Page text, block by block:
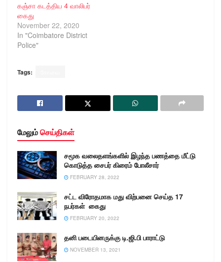
நிறுத்தி சோதனை
செய்தார். அவர்களிடம் 2
கிலோ கஞ்சா இருந்தது
கண்டுபிடிக்கப்பட்டது.
இதை கடத்தி வந்த
( வயது 22) காந்திபுரம்
ஞானசேகர் (வயது 25)
ஆகியோர்…
கஞ்சா கடத்திய 4 வாலிபர்
கைது
November 22, 2020
In "Coimbatore District
Police"
Tags:
மேலும்செய்திகள்
சமூக வலைதளங்களில் இழந்த பணத்தை மீட்டு
கொடுத்த சைபர் கிரைம் போலீசார்
FEBRUARY 28, 2022
சட்ட விரோதமாக மது விற்பனை செய்த 17
நபர்கள் கைது
FEBRUARY 20, 2022
தனி படையினருக்கு டி.ஜி.பி பாராட்டு
NOVEMBER 13, 2021